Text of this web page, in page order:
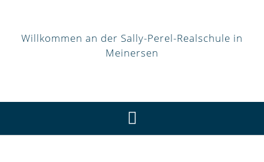
Willkommen an der Sally-Perel-Realschule in
Meinersen